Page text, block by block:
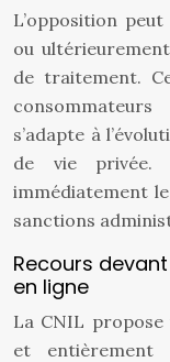
L’opposition
ou
de traitement.
s’adapte à
de vie privée.
immédiatement
sanctions
Recours
en ligne
La CNIL
et entièrement